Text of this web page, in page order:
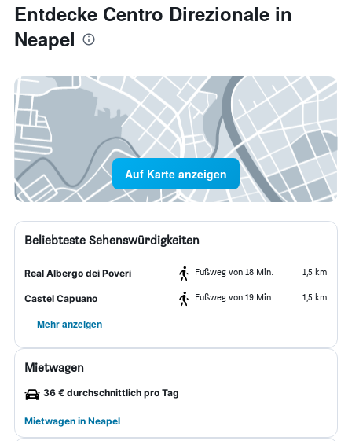
Entdecke Centro Direzionale in
Neapel
Auf Karte anzeigen
Beliebteste Sehenswürdigkeiten
Real Albergo dei Poveri Fußweg von 18 Min. 1,5 km
Castel Capuano Fußweg von 19 Min. 1,5 km
Mehr anzeigen
Mietwagen
36 € durchschnittlich pro Tag
Mietwagen in Neapel